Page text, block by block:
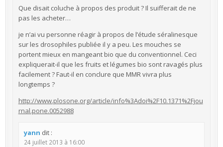
Que disait coluche à propos des produit ? Il suifferait de ne
pas les acheter…
je n’ai vu personne réagir à propos de l’étude séralinesque
sur les drosophiles publiée il y a peu. Les mouches se
portent mieux en mangeant bio que du conventionnel. Ceci
expliquerait-il que les fruits et légumes bio sont ravagés plus
facilement ? Faut-il en conclure que MMR vivra plus
longtemps ?
http://www.plosone.org/article/info%3Adoi%2F10.1371%2Fjou
rnal.pone.0052988
yann dit :
24 juillet 2013 à 16:00